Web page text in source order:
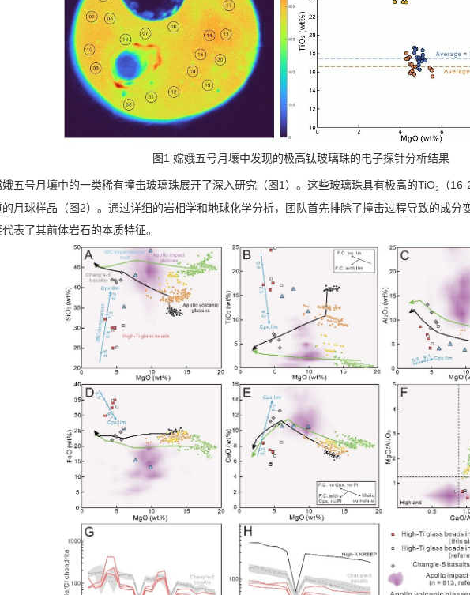
图1 嫦娥五号月壤中发现的极高钛玻璃珠的电子探针分析结果
五号月壤中的一类稀有撞击玻璃珠展开了深入研究（图1 ）。这些玻璃珠具有极高的TiO₂ （16-
月球样品（图2）。通过详细的岩相学和地球化学分析，团队首先排除了撞击过程导致的成分
表了其前体岩石的本质特征。